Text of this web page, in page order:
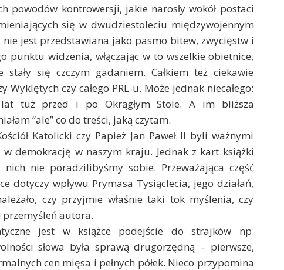
powodów kontrowersji, jakie narosły wokół postaci
się w dwudziestoleciu międzywojennym
jest przedstawiana jako pasmo bitew, zwycięstw i
punktu widzenia, włączając w to wszelkie obietnice,
się czczym gadaniem. Całkiem też ciekawie
czy całego PRL-u. Może jednak niecałego:
lat tuż przed i po Okrągłym Stole. A im bliższa
“ale” co do treści, jaką czytam.
Katolicki czy Papież Jan Paweł II byli ważnymi
demokrację w naszym kraju. Jednak z kart książki
nich nie poradzilibyśmy sobie. Przeważająca część
dotyczy wpływu Prymasa Tysiąclecia, jego działań,
czy przyjmie właśnie taki tok myślenia, czy
przemyśleń autora.
jest w książce podejście do strajków np.
słowa była sprawą drugorzędną – pierwsze,
cen mięsa i pełnych półek. Nieco przypomina